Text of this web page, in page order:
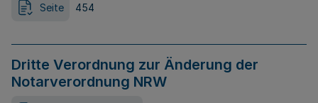
Seite 454
Dritte Verordnung zur Änderung der
Notarverordnung NRW